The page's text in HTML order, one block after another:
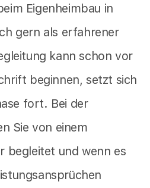
Eigenheimbau in
gern als erfahrener
kann schon vor
beginnen, setzt sich
fort. Bei der
Sie von einem
begleitet und wenn es